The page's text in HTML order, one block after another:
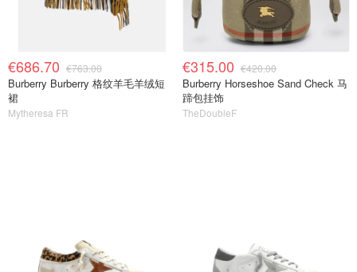
€686.70 €763.00
Burberry Burberry 格纹羊毛羊绒短
裙
Mytheresa FR
€315.00 €420.00
Burberry Horseshoe Sand Check 马
蹄包挂饰
TheDoubleF